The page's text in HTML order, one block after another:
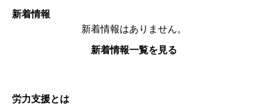
新着情報
新着情報はありません。
新着情報一覧を見る
労力支援とは